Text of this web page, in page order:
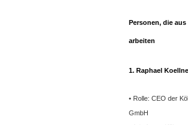
Personen, die aus
arbeiten
1. Raphael
• Rolle: CEO der
GmbH